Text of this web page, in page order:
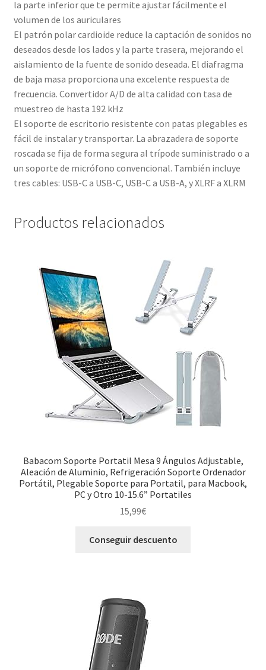
la parte inferior que te permite ajustar fácilmente el
volumen de los auriculares
El patrón polar cardioide reduce la captación de sonidos no
deseados desde los lados y la parte trasera, mejorando el
aislamiento de la fuente de sonido deseada. El diafragma
de baja masa proporciona una excelente respuesta de
frecuencia. Convertidor A/D de alta calidad con tasa de
muestreo de hasta 192 kHz
El soporte de escritorio resistente con patas plegables es
fácil de instalar y transportar. La abrazadera de soporte
roscada se fija de forma segura al trípode suministrado o a
un soporte de micrófono convencional. También incluye
tres cables: USB-C a USB-C, USB-C a USB-A, y XLRF a XLRM
Productos relacionados
Babacom Soporte Portatil Mesa 9 Ángulos Adjustable,
Aleación de Aluminio, Refrigeración Soporte Ordenador
Portátil, Plegable Soporte para Portatil, para Macbook,
PC y Otro 10-15.6” Portatiles
15,99€
Conseguir descuento